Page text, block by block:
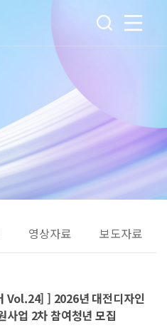
영상자료 보도자료
Vol.24] ] 2026년 대전디자인
사업 2차 참여청년 모집